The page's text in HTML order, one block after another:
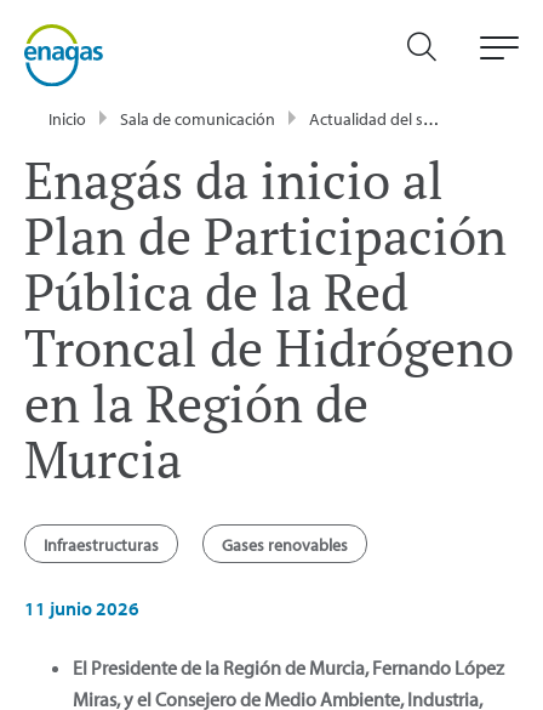
Inicio Sala de comunicación Actualidad del sector energético - Enagás
Enagás da inicio al
Plan de Participación
Pública de la Red
Troncal de Hidrógeno
en la Región de
Murcia
Infraestructuras Gases renovables
11 junio 2026
El Presidente de la Región de Murcia, Fernando López
Miras, y el Consejero de Medio Ambiente, Industria,